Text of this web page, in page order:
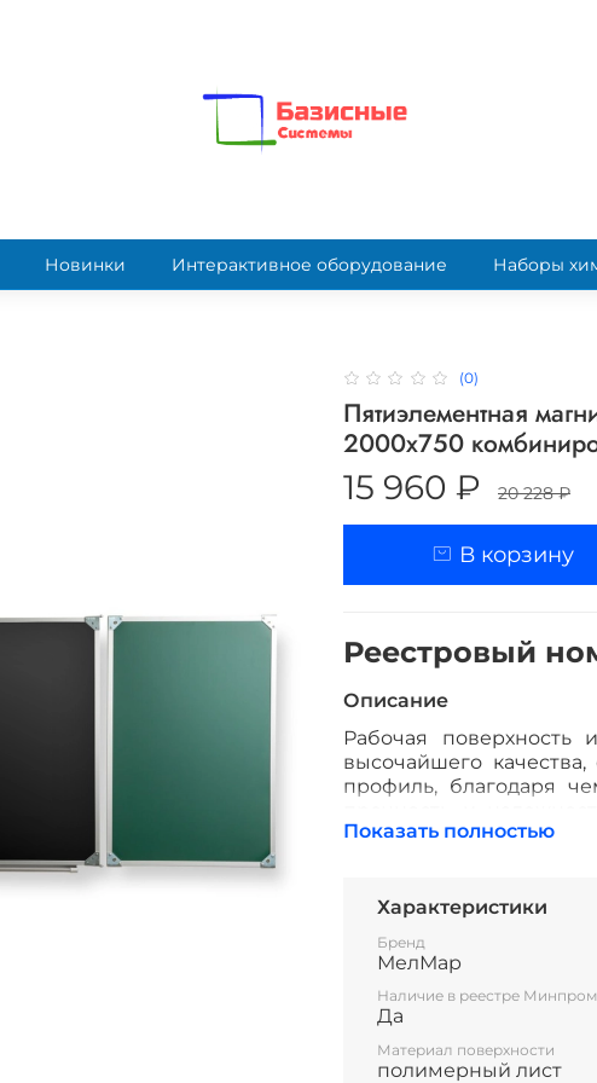
Новинки Интерактивное оборудование Наборы
(0)
Пятиэлементная
2000х750
15 960 ₽ 20 228 ₽
В корзину
Реестровый
Описание
Рабочая поверхность
высочайшего
профиль, благодаря
прочность и
часть школьной доски,
элементные. Они
лоток для мела/
Все школьные доски
Показать полностью
Характеристики
Бренд
МелМар
Наличие в реестре
Да
Материал поверхности
полимерный лист